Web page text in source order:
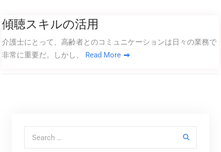
傾聴スキルの活用
介護士にとって、高齢者とのコミュニケーションは日々の業務で
非常に重要だ。しかし、 Read More
Search for: